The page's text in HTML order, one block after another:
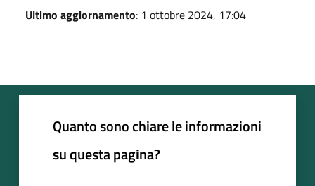
Ultimo aggiornamento: 1 ottobre 2024, 17:04
Quanto sono chiare le informazioni
su questa pagina?